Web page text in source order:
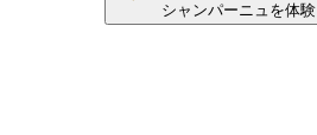
シャンパーニュを体験